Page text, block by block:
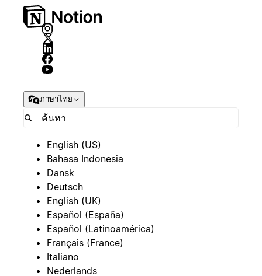
ภาษาไทย
English (US)
Bahasa Indonesia
Dansk
Deutsch
English (UK)
Español (España)
Español (Latinoamérica)
Français (France)
Italiano
Nederlands